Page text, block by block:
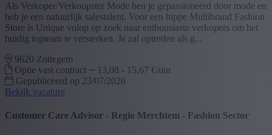
Als Verkoper/Verkoopster Mode ben je gepassioneerd door mode en
heb je een natuurlijk salestalent. Voor een hippe Multibrand Fashion
Store is Unique volop op zoek naar enthousiaste verkopers om het
huidig topteam te versterken. Je zal optreden als g...
9620 Zottegem
Optie vast contract
13,08 - 15,67 €/uur
Gepubliceerd op 23/07/2026
Bekijk vacature
Customer Care Advisor - Regio Merchtem - Fashion Sector